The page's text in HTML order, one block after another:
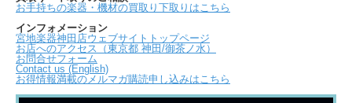
お手持ちの楽器・機材の買取り下取りはこちら
インフォメーション
宮地楽器神田店ウェブサイトトップページ
お店へのアクセス（東京都 神田/御茶ノ水）
お問合せフォーム
Contact us (English)
お得情報満載のメルマガ購読申し込みはこちら